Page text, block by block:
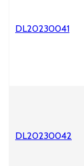
DL20230041
DL20230042